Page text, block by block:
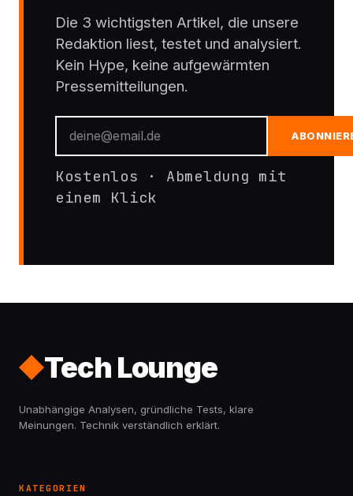
Die 3 wichtigsten Artikel, die unsere
Redaktion liest, testet und analysiert.
Kein Hype, keine aufgewärmten
Pressemitteilungen.
Kostenlos · Abmeldung mit
einem Klick
Tech Lounge
Unabhängige Analysen, gründliche Tests, klare
Meinungen. Technik verständlich erklärt.
KATEGORIEN